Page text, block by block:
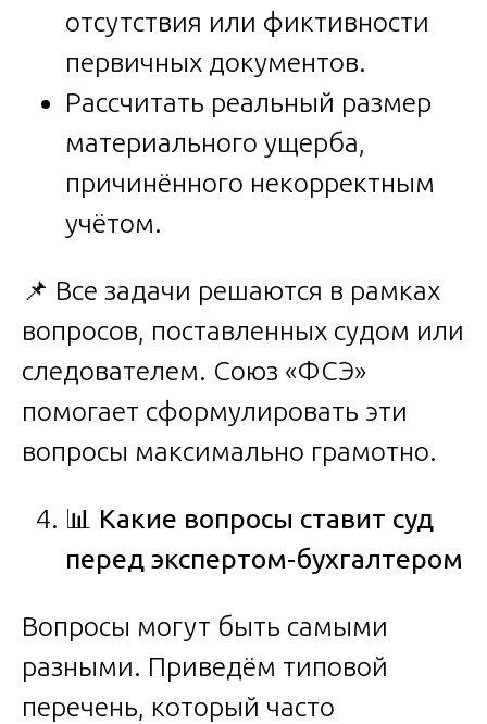
отсутствия или фиктивности
первичных документов.
Рассчитать реальный размер
материального ущерба,
причинённого некорректным
учётом.
📌 Все задачи решаются в рамках
вопросов, поставленных судом или
следователем. Союз «ФСЭ»
помогает сформулировать эти
вопросы максимально грамотно.
📊 Какие вопросы ставит суд
перед экспертом-бухгалтером
Вопросы могут быть самыми
разными. Приведём типовой
перечень, который часто